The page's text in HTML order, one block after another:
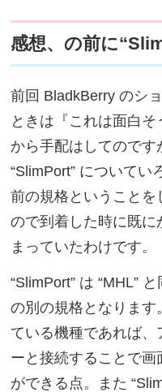
感想、の前に
前回 BladkBerry のシ
ときは『これは面白
から手配はしてのです
“SlimPort” について
前の規格ということ
ので到着した時に既に
まっていたわけです。
“SlimPort” は “MHL”
の別の規格となります
ている機種であれば、
ーと接続することで画
ができる点。また